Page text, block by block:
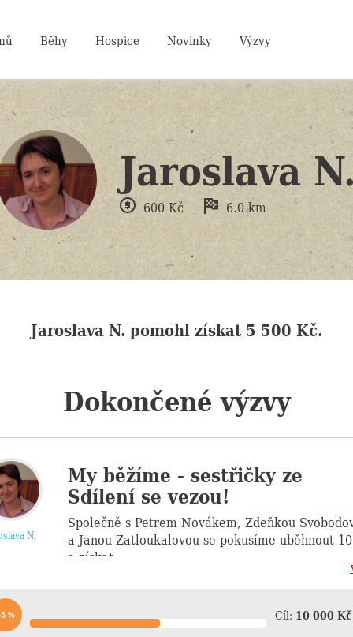
Jaroslava
600Kč 6.0km
Jaroslava N. pomohl získat5 500 Kč.
Dokončené výzvy
N.
My běžíme - sestřičky ze
Sdílení se vezou!
Společně s Petrem Novákem, Zdeňkou
a Janou Zatloukalovou se pokusíme uběhnout
a získat...
% Cíl: 10 000 Kč
Běhy Hospice Novinky Výzvy